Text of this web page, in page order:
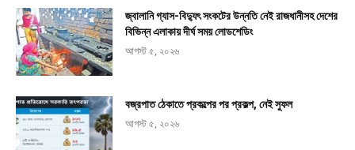
জ্বালানি গ্যাস-বিদ্যুৎ সংকটের উন্নতি নেই রাজধানীসহ দেশের
বিভিন্ন এলাকায় দীর্ঘ সময় লোডশেডিং
আগস্ট ৫, ২০২৬
বজ্রপাত ঠেকাতে প্রকল্পের পর প্রকল্প, নেই সুফল
আগস্ট ৫, ২০২৬